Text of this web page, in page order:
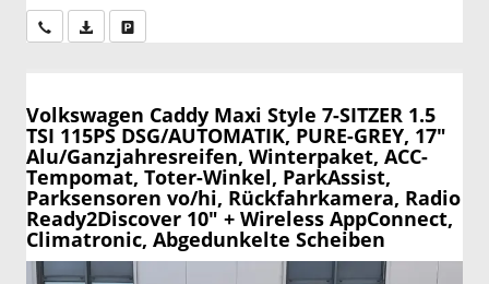
Wir rufen Sie anPDF-Datei, Fahrzeugexposé drucken
Volkswagen Caddy Maxi Style 7-SITZER 1.5
TSI 115PS DSG/AUTOMATIK, PURE-GREY, 17"
Alu/Ganzjahresreifen, Winterpaket, ACC-
Tempomat, Toter-Winkel, ParkAssist,
Parksensoren vo/hi, Rückfahrkamera, Radio
Ready2Discover 10" + Wireless AppConnect,
Climatronic, Abgedunkelte Scheiben